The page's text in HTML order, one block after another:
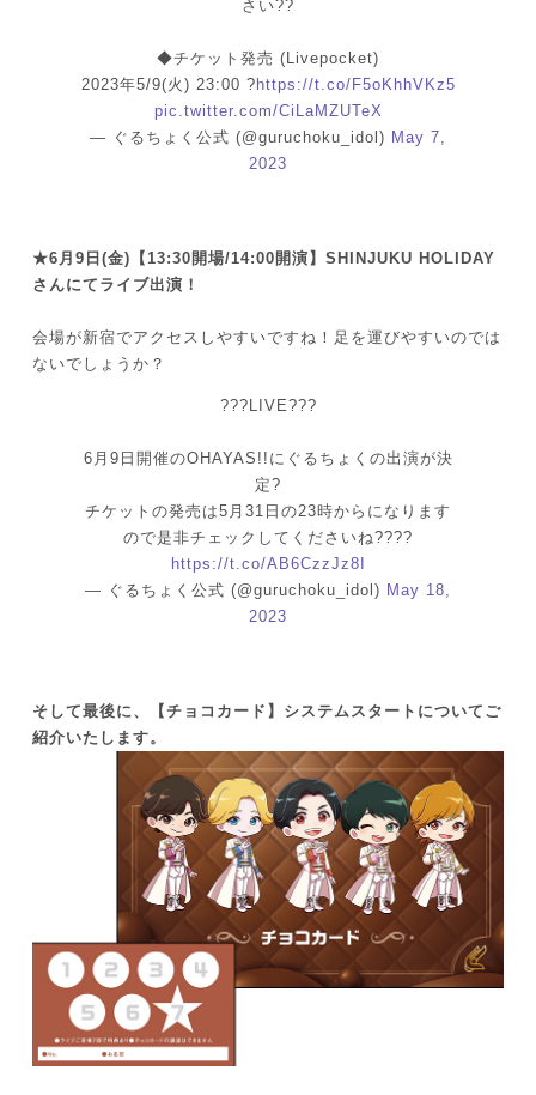
さい??
◆チケット発売 (Livepocket)
2023年5/9(火) 23:00 ? https://t.co/F5oKhhVKz5
pic.twitter.com/CiLaMZUTeX
— ぐるちょく公式 (@guruchoku_idol) May 7,
2023
★6月9日(金)【13:30開場/14:00開演】SHINJUKU HOLIDAY
さんにてライブ出演！
会場が新宿でアクセスしやすいですね！足を運びやすいのでは
ないでしょうか？
???LIVE???
6月9日開催のOHAYAS!!にぐるちょくの出演が決
定?
チケットの発売は5月31日の23時からになります
ので是非チェックしてくださいね????
https://t.co/AB6CzzJz8I
— ぐるちょく公式 (@guruchoku_idol) May 18,
2023
そして最後に、【チョコカード】システムスタートについてご
紹介いたします。